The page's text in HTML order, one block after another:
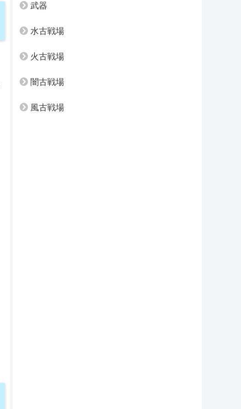
武器
水古戦場
火古戦場
闇古戦場
風古戦場